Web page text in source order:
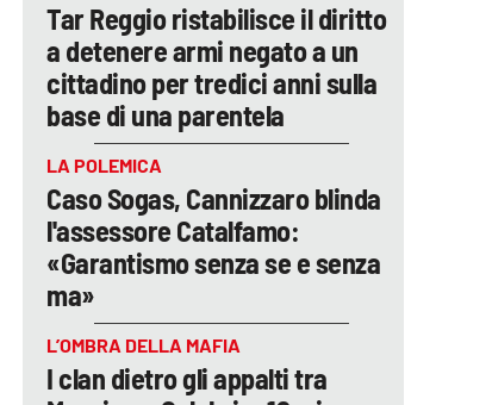
Tar Reggio ristabilisce il diritto
a detenere armi negato a un
cittadino per tredici anni sulla
base di una parentela
LA POLEMICA
Caso Sogas, Cannizzaro blinda
l'assessore Catalfamo:
«Garantismo senza se e senza
ma»
L’OMBRA DELLA MAFIA
I clan dietro gli appalti tra